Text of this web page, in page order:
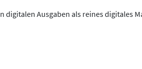
digitalen Ausgaben als reines digitales